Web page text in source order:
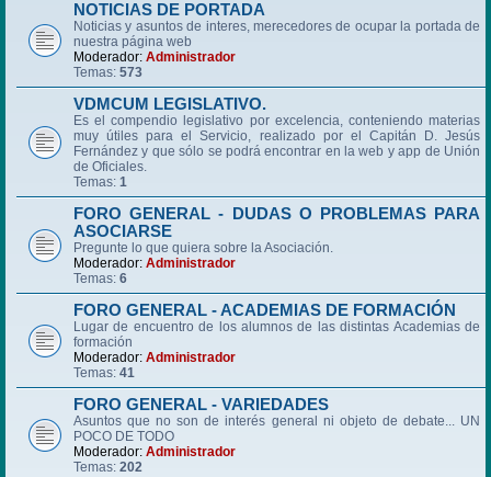
NOTICIAS DE PORTADA
Noticias y asuntos de interes, merecedores de ocupar la portada de
nuestra página web
Moderador: Administrador
Temas: 573
VDMCUM LEGISLATIVO.
Es el compendio legislativo por excelencia, conteniendo materias
muy útiles para el Servicio, realizado por el Capitán D. Jesús
Fernández y que sólo se podrá encontrar en la web y app de Unión
de Oficiales.
Temas: 1
FORO GENERAL - DUDAS O PROBLEMAS PARA
ASOCIARSE
Pregunte lo que quiera sobre la Asociación.
Moderador: Administrador
Temas: 6
FORO GENERAL - ACADEMIAS DE FORMACIÓN
Lugar de encuentro de los alumnos de las distintas Academias de
formación
Moderador: Administrador
Temas: 41
FORO GENERAL - VARIEDADES
Asuntos que no son de interés general ni objeto de debate... UN
POCO DE TODO
Moderador: Administrador
Temas: 202